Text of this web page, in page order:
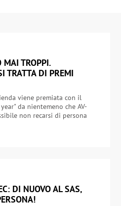
MAI TROPPI.
TRATTA DI PREMI
viene premiata con il
da nientemeno che AV-
non recarsi di persona
DI NUOVO AL SAS,